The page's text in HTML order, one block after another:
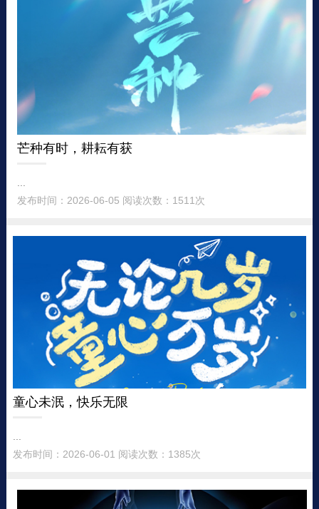
芒种有时，耕耘有获
发布时间：2026-06-05 阅读次数：1511次
童心未泯，快乐无限
发布时间：2026-06-01 阅读次数：1385次